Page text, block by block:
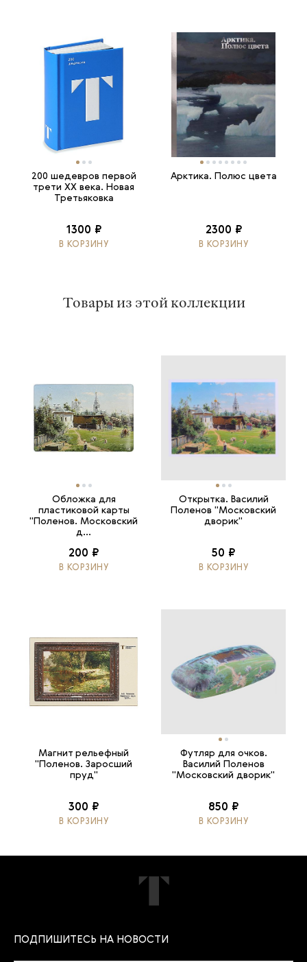
200 шедевров первой
трети ХХ века. Новая
Третьяковка
1300 ₽
В КОРЗИНУ
Арктика. Полюс цвета
2300 ₽
В КОРЗИНУ
Товары из этой коллекции
Обложка для
пластиковой карты
"Поленов. Московский
д...
200 ₽
В КОРЗИНУ
Открытка. Василий
Поленов "Московский
дворик"
50 ₽
В КОРЗИНУ
Магнит рельефный
"Поленов. Заросший
пруд"
300 ₽
В КОРЗИНУ
Футляр для очков.
Василий Поленов
"Московский дворик"
850 ₽
В КОРЗИНУ
ПОДПИШИТЕСЬ НА НОВОСТИ